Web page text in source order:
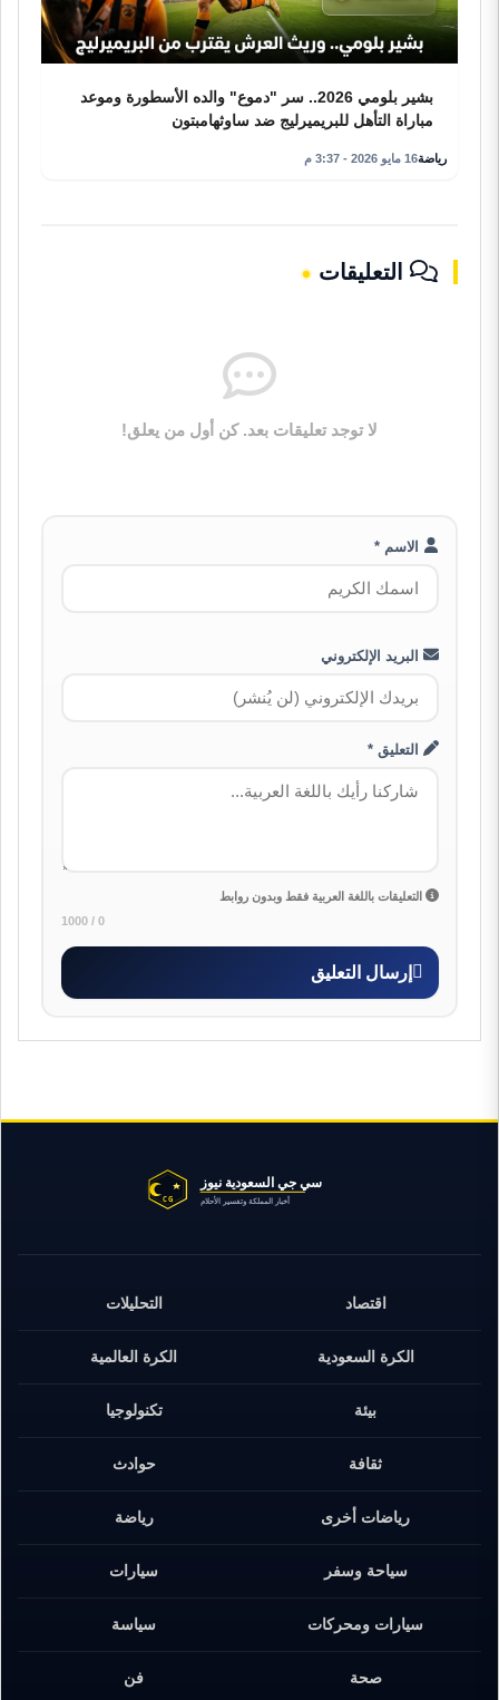
بشير بلومي 2026.. سر "دموع" والده الأسطورة وموعد
مباراة التأهل للبريميرليج ضد ساوثهامبتون
رياضة16 مايو 2026 - 3:37 م
التعليقات
لا توجد تعليقات بعد. كن أول من يعلق!
الاسم *
البريد الإلكتروني
التعليق *
التعليقات باللغة العربية فقط وبدون روابط
0 / 1000
إرسال التعليق
اقتصاد التحليلات
الكرة السعودية الكرة العالمية
بيئة تكنولوجيا
ثقافة حوادث
رياضات أخرى رياضة
سياحة وسفر سيارات
سيارات ومحركات سياسة
صحة فن